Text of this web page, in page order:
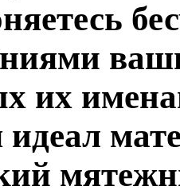
их
идеал